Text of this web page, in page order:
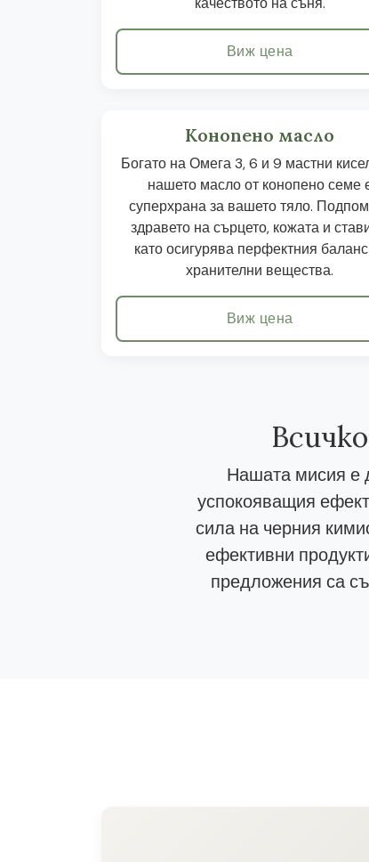
Виж цена
Конопено масло
Богато на Омега 3, 6 и 9 мастни
нашето масло от конопено семе
суперхрана за вашето тяло.
здравето на сърцето, кожата и
като осигурява перфектния
хранителни вещества.
Виж цена
Нашата мисия е
успокояващия
сила на черния
ефективни
предложения са